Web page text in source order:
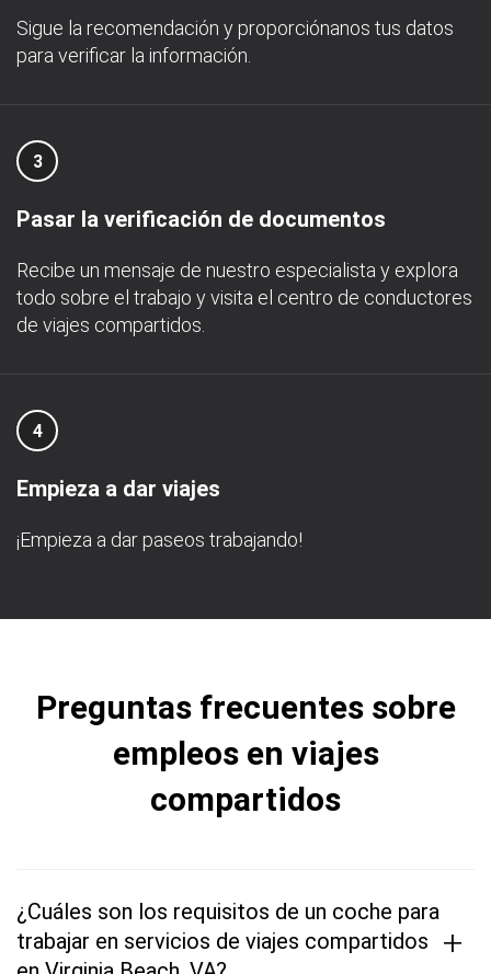
Sigue la recomendación y proporciónanos tus datos
para verificar la información.
3
Pasar la verificación de documentos
Recibe un mensaje de nuestro especialista y explora
todo sobre el trabajo y visita el centro de conductores
de viajes compartidos.
4
Empieza a dar viajes
¡Empieza a dar paseos trabajando!
Preguntas frecuentes sobre
empleos en viajes
compartidos
¿Cuáles son los requisitos de un coche para
trabajar en servicios de viajes compartidos
+